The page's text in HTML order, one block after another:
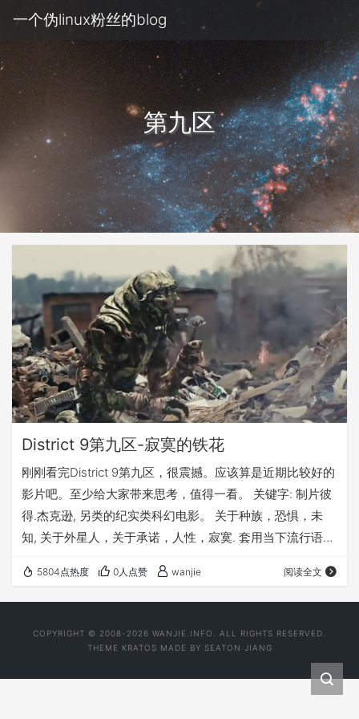
一个伪linux粉丝的blog
第九区
District 9第九区-寂寞的铁花
刚刚看完District 9第九区，很震撼。应该算是近期比较好的
影片吧。至少给大家带来思考，值得一看。 关键字: 制片彼
得.杰克逊, 另类的纪实类科幻电影。 关于种族，恐惧，未
知, 关于外星人，关于承诺，人性，寂寞. 套用当下流行语：
5804点热度 0人点赞 wanjie 阅读全文
COPYRIGHT © 2008-2026 WANJIE.INFO. ALL RIGHTS RESERVED.
THEME KRATOS MADE BY SEATON JIANG